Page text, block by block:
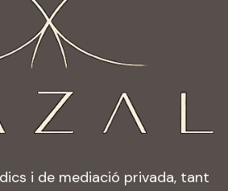
i de mediació privada, tant